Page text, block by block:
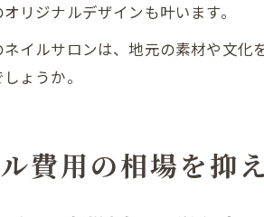
リジナルデザインも叶います。
イルサロンは、地元の素材や文化
ょうか。
費用の相場を抑